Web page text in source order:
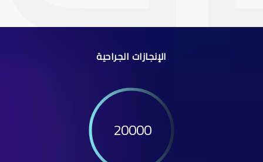
الإنجازات الجراحية
20000